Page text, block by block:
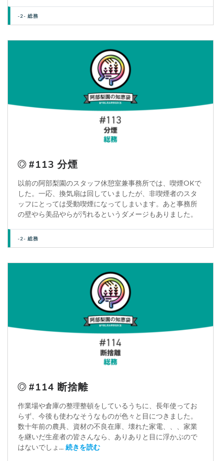
-2- 総務
#113 分煙
以前の阿部梨園のスタッフ休憩室兼事務所では、喫煙OKで
した。一応、換気扇は回していましたが、非喫煙者のスタ
ッフにとっては受動喫煙になってしまいます。あと事務所
の壁やら美品やらが汚れるというダメージもありました。
-2- 総務
#114 断捨離
作業場や倉庫の整理整頓をしているうちに、長年使ってお
らず、今後も使わなそうなものが色々と目につきました。
数十年前の農具、資材の不良在庫、壊れた家電、、、家業
を継いだ生産者の皆さんなら、ありありと目に浮かぶので
はないでしょ... 続きを読む